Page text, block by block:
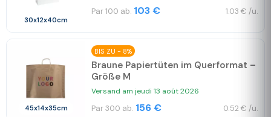
30x12x40cm
Par 100 ab. 103 € 1.03 € /u.
45x14x35cm
BIS ZU - 8%
Braune Papiertüten im Querformat –
Größe M
Versand am jeudi 13 août 2026
Par 300 ab. 156 € 0.52 € /u.